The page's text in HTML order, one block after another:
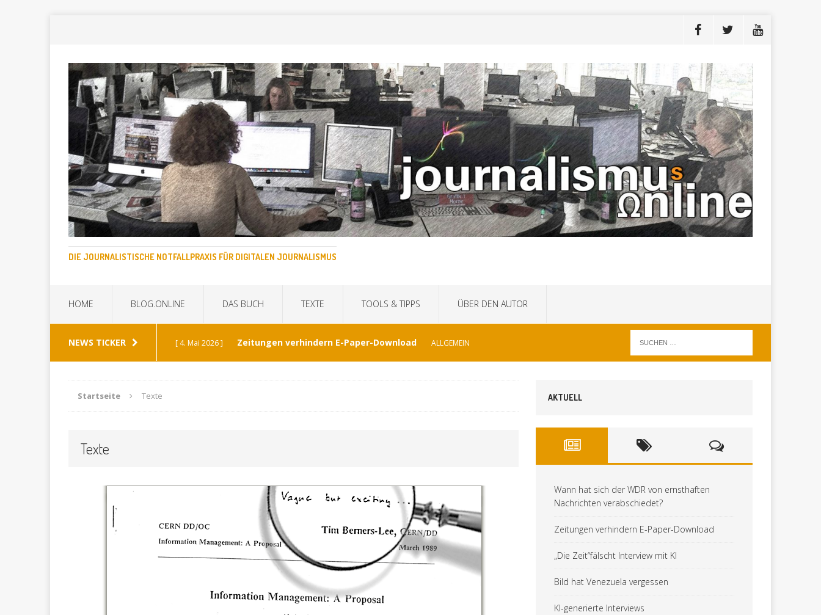
DIE JOURNALISTISCHE NOTFALLPRAXIS FÜR DIGITALEN JOURNALISMUS
HOME BLOG.ONLINE DAS BUCH TEXTE TOOLS & TIPPS ÜBER DEN AUTOR
NEWS TICKER [ 4. Mai 2026 ] Zeitungen verhindern E-Paper-Download ALLGEMEIN
[ 8. Januar 2026 ] „Die Zeit“fälscht Interview mit KI TECHNIK
Wann hat sich der WDR von ernsthaften Nachrichten
verabschiedet? ALLGEMEIN
Startseite Texte
Texte
AKTUELL
Wann hat sich der WDR von ernsthaften
Nachrichten verabschiedet?
Zeitungen verhindern E-Paper-Download
„Die Zeit“fälscht Interview mit KI
Bild hat Venezuela vergessen
KI-generierte Interviews